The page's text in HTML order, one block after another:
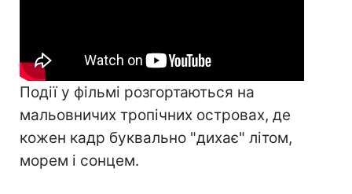
Події у фільмі розгортаються на
мальовничих тропічних островах, де
кожен кадр буквально "дихає" літом,
морем і сонцем.